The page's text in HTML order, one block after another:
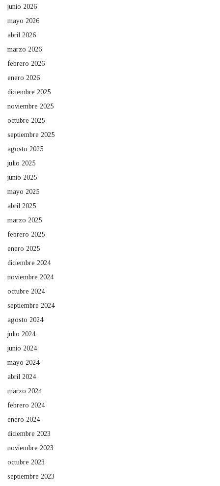
junio 2026
mayo 2026
abril 2026
marzo 2026
febrero 2026
enero 2026
diciembre 2025
noviembre 2025
octubre 2025
septiembre 2025
agosto 2025
julio 2025
junio 2025
mayo 2025
abril 2025
marzo 2025
febrero 2025
enero 2025
diciembre 2024
noviembre 2024
octubre 2024
septiembre 2024
agosto 2024
julio 2024
junio 2024
mayo 2024
abril 2024
marzo 2024
febrero 2024
enero 2024
diciembre 2023
noviembre 2023
octubre 2023
septiembre 2023